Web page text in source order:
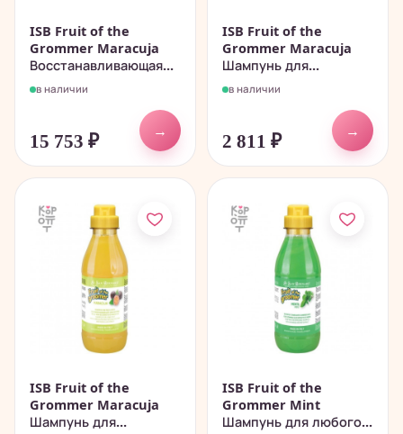
ISB Fruit of the
Grommer Maracuja
Восстанавливающая...
в наличии
15 753 ₽
→
ISB Fruit of the
Grommer Maracuja
Шампунь для...
в наличии
2 811 ₽
→
ISB Fruit of the
Grommer Maracuja
Шампунь для...
ISB Fruit of the
Grommer Mint
Шампунь для любого...